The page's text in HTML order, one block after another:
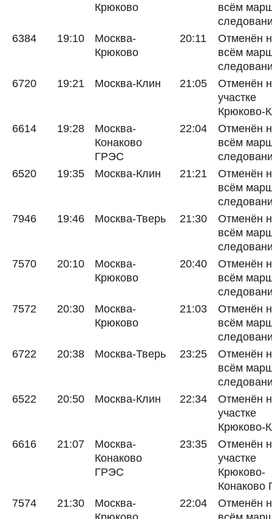
Крюково
всём
6384
19:10
Москва-
Крюково
20:11
Отменён
всём
6720
19:21 Москва-Клин 21:05
Отменён
участке
Крюково-
6614
19:28
Москва-
Конаково
ГРЭС
22:04
Отменён
всём
6520
19:35 Москва-Клин 21:21
Отменён
всём
7946
19:46 Москва-Тверь 21:30
Отменён
всём
7570
20:10
Москва-
Крюково
20:40
Отменён
всём
7572
20:30
Москва-
Крюково
21:03
Отменён
всём
6722
20:38 Москва-Тверь 23:25
Отменён
всём
6522
20:50 Москва-Клин 22:34
Отменён
участке
Крюково-
6616
21:07
Москва-
Конаково
ГРЭС
23:35
Отменён
участке
Крюково-
Конаково
7574
21:30
Москва-
22:04
Отменён